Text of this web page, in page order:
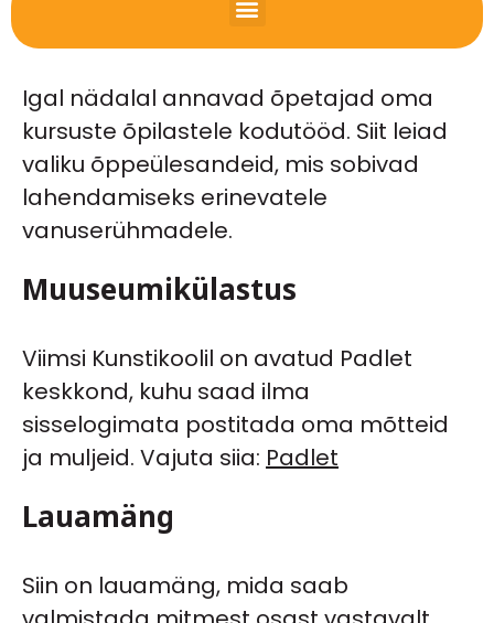
Igal nädalal annavad õpetajad oma
kursuste õpilastele kodutööd. Siit leiad
valiku õppeülesandeid, mis sobivad
lahendamiseks erinevatele
vanuserühmadele.
Muuseumikülastus
Viimsi Kunstikoolil on avatud Padlet
keskkond, kuhu saad ilma
sisselogimata postitada oma mõtteid
ja muljeid. Vajuta siia: Padlet
Lauamäng
Siin on lauamäng, mida saab